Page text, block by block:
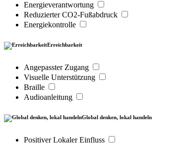
Energieverantwortung
Reduzierter CO2-Fußabdruck
Energiekontrolle
Erreichbarkeit
Angepasster Zugang
Visuelle Unterstützung
Braille
Audioanleitung
Global denken, lokal handeln
Positiver Lokaler Einfluss